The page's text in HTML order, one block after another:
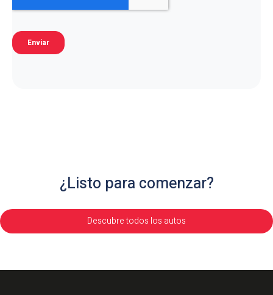
¿Listo para comenzar?
Descubre todos los autos